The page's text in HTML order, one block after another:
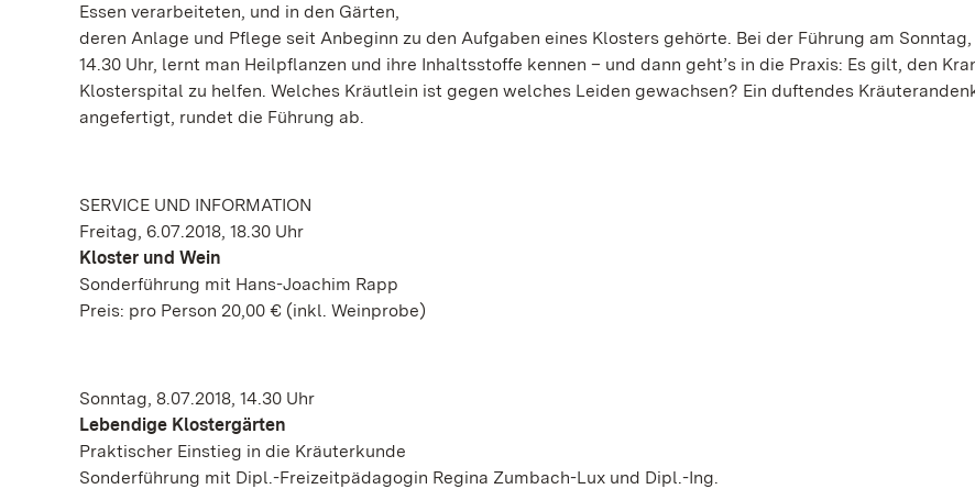
Essen verarbeiteten, und in den Gärten,
deren Anlage und Pflege seit Anbeginn zu den Aufgaben eines Klosters gehörte. Bei der Führung am Sonntag,
14.30 Uhr, lernt man Heilpflanzen und ihre Inhaltsstoffe kennen – und dann geht’s in die Praxis: Es gilt, den
Klosterspital zu helfen. Welches Kräutlein ist gegen welches Leiden gewachsen? Ein duftendes
angefertigt, rundet die Führung ab.
SERVICE UND INFORMATION
Freitag, 6.07.2018, 18.30 Uhr
Kloster und Wein
Sonderführung mit Hans-Joachim Rapp
Preis: pro Person 20,00 € (inkl. Weinprobe)
Sonntag, 8.07.2018, 14.30 Uhr
Lebendige Klostergärten
Praktischer Einstieg in die Kräuterkunde
Sonderführung mit Dipl.-Freizeitpädagogin Regina Zumbach-Lux und Dipl.-Ing.